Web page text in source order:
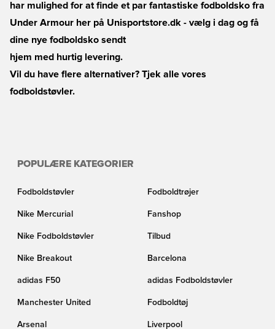
har mulighed for at finde et par fantastiske fodboldsko fra
Under Armour her på Unisportstore.dk - vælg i dag og få
dine nye fodboldsko sendt
hjem med hurtig levering.
Vil du have flere alternativer? Tjek alle vores
fodboldstøvler.
POPULÆRE KATEGORIER
Fodboldstøvler Fodboldtrøjer
Nike Mercurial Fanshop
Nike Fodboldstøvler Tilbud
Nike Breakout Barcelona
adidas F50 adidas Fodboldstøvler
Manchester United Fodboldtøj
Arsenal Liverpool